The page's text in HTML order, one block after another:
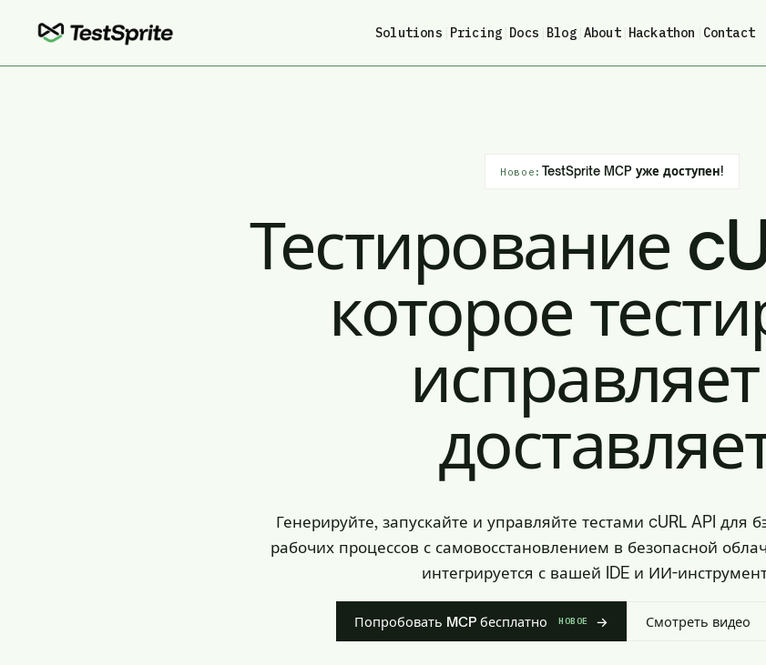
Solutions Pricing Docs Blog| About| Hackathon Contact
Новое: TestSprite MCP уже доступен!
Тестирование
которое
Генерируйте, запускайте и управляйте тестами cURL API для
рабочих процессов с самовосстановлением в безопасной
интегрируется с вашей IDE и ИИ-
Попробовать MCP бесплатно НОВОЕ → Смотреть видео